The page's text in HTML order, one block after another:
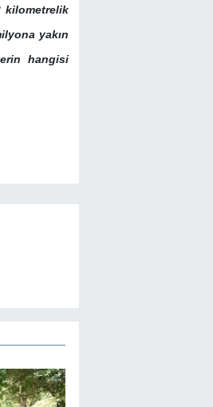
kilometrelik
yakın
hangisi